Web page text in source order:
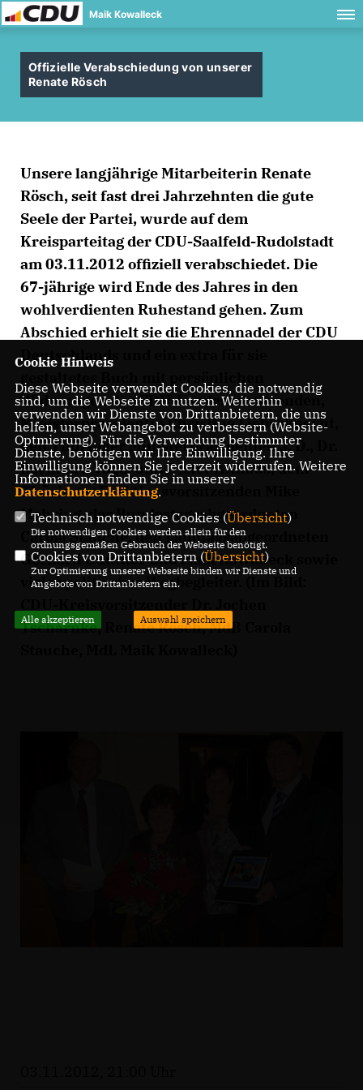
Maik Kowalleck
Offizielle Verabschiedung von unserer
Renate Rösch
Unsere langjährige Mitarbeiterin Renate
Rösch, seit fast drei Jahrzehnten die gute
Seele der Partei, wurde auf dem
Kreisparteitag der CDU-Saalfeld-Rudolstadt
am 03.11.2012 offiziell verabschiedet. Die
67-jährige wird Ende des Jahres in den
wohlverdienten Ruhestand gehen. Zum
Abschied erhielt sie die Ehrennadel der CDU
Deutschlands und ein extra für sie
Widmungen der CDU-Landesvorsitzenden,
Ministerpräsidentin Christine Lieberknecht,
den Thüringer Ministerpräsidenten a. D., Dr.
Bernhard Vogel und Dieter Althaus, dem
Thüringer Fraktionsvorsitzenden Mike
Mohring, der Bundestagsabgeordneten
Carola Stauche, den Landtagsabgeordneten
Gerhard Günther und Maik Kowalleck sowie
vieler politischer Wegbegleiter. (Im Bild:
Tscharnke, Renate Rösch, MdB Carola
Cookie Hinweis
Diese Webseite verwendet Cookies, die notwendig
sind, um die Webseite zu nutzen. Weiterhin
verwenden wir Dienste von Drittanbietern, die uns
helfen, unser Webangebot zu verbessern (Website-
Optmierung). Für die Verwendung bestimmter
Dienste, benötigen wir Ihre Einwilligung. Ihre
Einwilligung können Sie jederzeit widerrufen. Weitere
Informationen finden Sie in unserer
Datenschutzerklärung.
Technisch notwendige Cookies (Übersicht)
Die notwendigen Cookies werden allein für den
ordnungsgemäßen Gebrauch der Webseite benötigt.
Cookies von Drittanbietern (Übersicht)
Zur Optimierung unserer Webseite binden wir Dienste und
Angebote von Drittanbietern ein.
Alle akzeptieren Auswahl speichern